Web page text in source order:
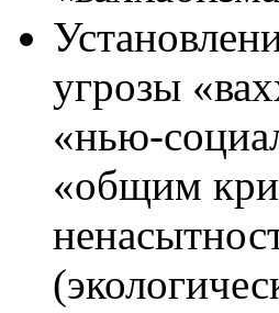
угрозы
«нью-
«общим